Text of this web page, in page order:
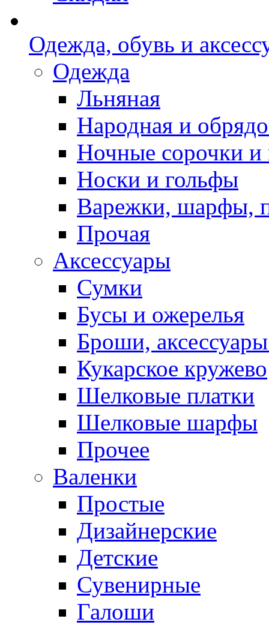
Одежда, обувь и
Одежда
Льняная
Народная и
Ночные сорочки
Носки и гольфы
Варежки, шарфы,
Прочая
Аксессуары
Сумки
Бусы и ожерелья
Броши,
Кукарское кружево
Шелковые платки
Шелковые шарфы
Прочее
Валенки
Простые
Дизайнерские
Детские
Сувенирные
Галоши